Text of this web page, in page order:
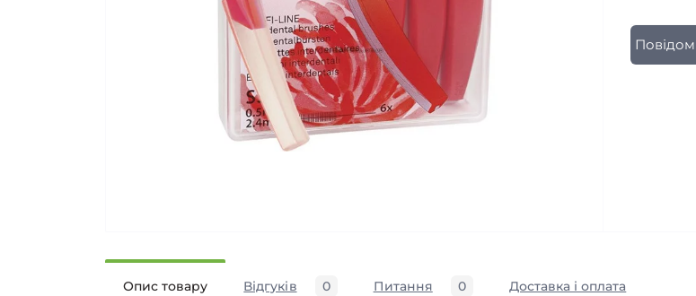
Опис товару Відгуків 0 Питання 0 Доставка і оплата